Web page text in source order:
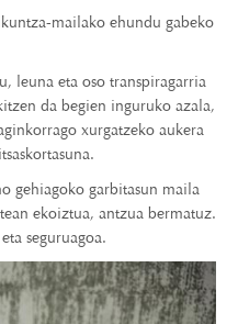
mailako ehundu gabeko
leuna eta oso transpiragarria
da begien inguruko azala,
xurgatzeko aukera
gehiagoko garbitasun maila
ekoiztua, antzua bermatuz.
seguruagoa.